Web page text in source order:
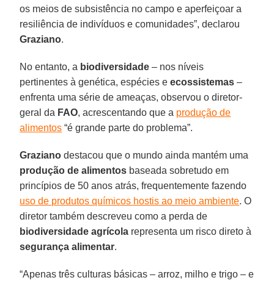
os meios de subsistência no campo e aperfeiçoar a
resiliência de indivíduos e comunidades”, declarou
Graziano.
No entanto, a biodiversidade – nos níveis
pertinentes à genética, espécies eecossistemas –
enfrenta uma série de ameaças, observou o diretor-
geral da FAO, acrescentando que a produção de
alimentos “é grande parte do problema”.
Graziano destacou que o mundo ainda mantém uma
produção de alimentos baseada sobretudo em
princípios de 50 anos atrás, frequentemente fazendo
uso de produtos químicos hostis ao meio ambiente. O
diretor também descreveu como a perda de
biodiversidade agrícola representa um risco direto à
segurança alimentar.
“Apenas três culturas básicas – arroz, milho e trigo – e